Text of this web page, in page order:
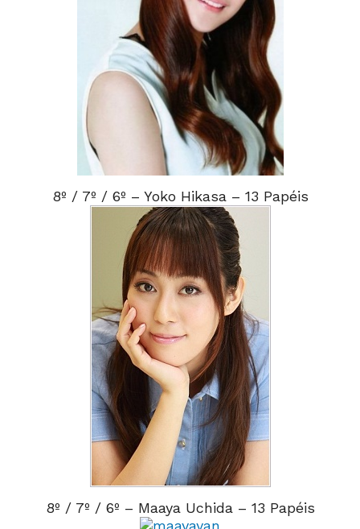
8º / 7º / 6º – Yoko Hikasa – 13 Papéis
8º / 7º / 6º – Maaya Uchida – 13 Papéis